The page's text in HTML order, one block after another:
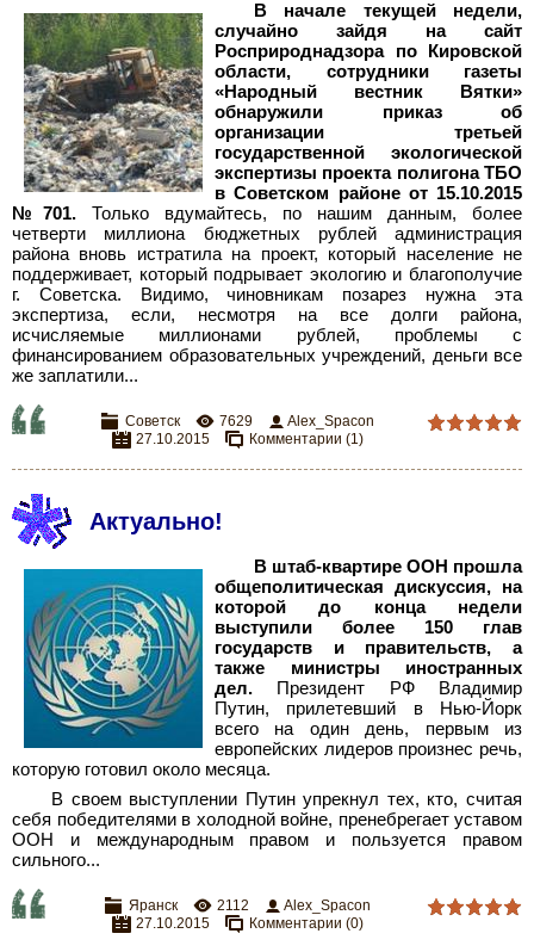
В начале текущей недели,
случайно зайдя на сайт
Росприроднадзора по Кировской
области, сотрудники газеты
«Народный вестник Вятки»
обнаружили приказ об
организации третьей
государственной экологической
экспертизы проекта полигона ТБО
в Советском районе от 15.10.2015
№701. Только вдумайтесь, по нашим данным, более
четверти миллиона бюджетных рублей администрация
района вновь истратила на проект, который население не
поддерживает, который подрывает экологию и благополучие
г. Советска. Видимо, чиновникам позарез нужна эта
экспертиза, если, несмотря на все долги района,
исчисляемые миллионами рублей, проблемы с
финансированием образовательных учреждений, деньги все
же заплатили...
Советск 7629
Alex_Spacon
27.10.2015
Комментарии (1)
Актуально!
В штаб-квартире ООН прошла
общеполитическая дискуссия, на
которой до конца недели
выступили более 150 глав
государств и правительств, а
также министры иностранных
дел.
Президент РФ Владимир
Путин, прилетевший в Нью-Йорк
всего на один день, первым из
европейских лидеров произнес речь,
которую готовил около месяца.
В своем выступлении Путин упрекнул тех, кто, считая
себя победителями в холодной войне, пренебрегает уставом
ООН и международным правом и пользуется правом
сильного...
Яранск 2112
Alex_Spacon
27.10.2015
Комментарии (0)